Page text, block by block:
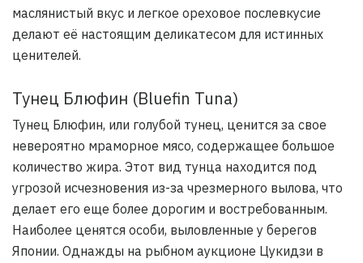
маслянистый вкус и легкое ореховое послевкусие
делают её настоящим деликатесом для истинных
ценителей.
Тунец Блюфин (Bluefin Tuna)
Тунец Блюфин, или голубой тунец, ценится за свое
невероятно мраморное мясо, содержащее большое
количество жира. Этот вид тунца находится под
угрозой исчезновения из-за чрезмерного вылова, что
делает его еще более дорогим и востребованным.
Наиболее ценятся особи, выловленные у берегов
Японии. Однажды на рыбном аукционе Цукидзи в